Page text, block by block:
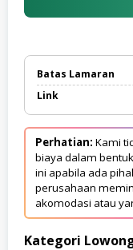
Batas Lamaran
Link
Perhatian: Kami
biaya dalam
ini apabila ada
perusahaan
akomodasi atau
Kategori